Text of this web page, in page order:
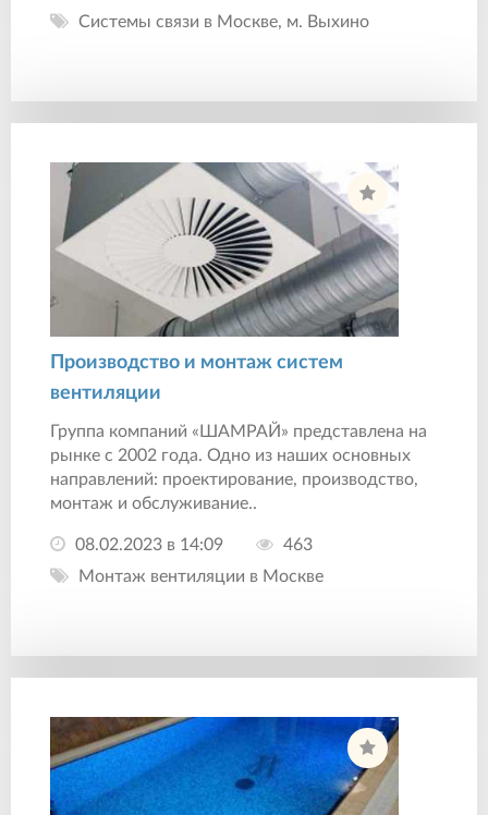
Системы связи в Москве, м. Выхино
Производство и монтаж систем
вентиляции
Группа компаний «ШАМРАЙ» представлена на
рынке с 2002 года. Одно из наших основных
направлений: проектирование, производство,
монтаж и обслуживание..
08.02.2023 в 14:09
463
Монтаж вентиляции в Москве